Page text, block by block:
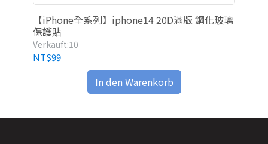
【iPhone全系列】iphone14 20D滿版 鋼化玻璃
保護貼
Verkauft:10
NT$99
In den Warenkorb